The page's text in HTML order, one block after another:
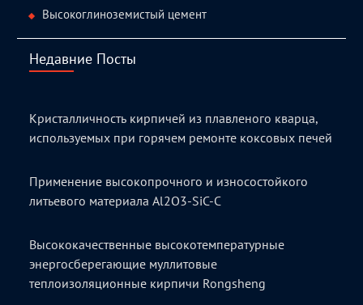
Высокоглиноземистый цемент
Недавние Посты
Кристалличность кирпичей из плавленого кварца,
используемых при горячем ремонте коксовых печей
Применение высокопрочного и износостойкого
литьевого материала Al2O3-SiC-C
Высококачественные высокотемпературные
энергосберегающие муллитовые
теплоизоляционные кирпичи Rongsheng